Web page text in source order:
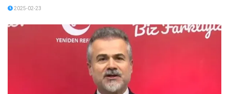
2025-02-23